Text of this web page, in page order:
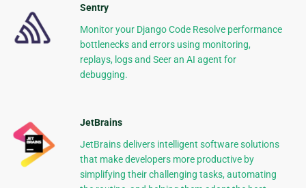
Sentry
Monitor your Django Code Resolve performance
bottlenecks and errors using monitoring,
replays, logs and Seer an AI agent for
debugging.
JetBrains
JetBrains delivers intelligent software solutions
that make developers more productive by
simplifying their challenging tasks, automating